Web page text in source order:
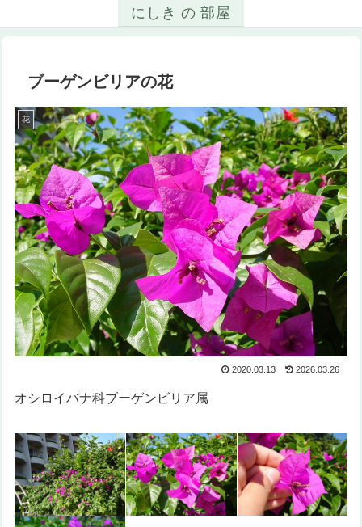
にしき の 部屋
ブーゲンビリアの花
花
2020.03.13 2026.03.26
オシロイバナ科ブーゲンビリア属